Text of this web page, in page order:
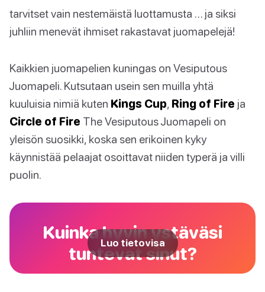
tarvitset vain nestemäistä luottamusta … ja siksi
juhliin menevät ihmiset rakastavat juomapelejä!
Kaikkien juomapelien kuningas on Vesiputous
Juomapeli. Kutsutaan usein sen muilla yhtä
kuuluisia nimiä kuten Kings Cup, Ring of Fire ja
Circle of Fire The Vesiputous Juomapeli on
yleisön suosikki, koska sen erikoinen kyky
käynnistää pelaajat osoittavat niiden typerä ja villi
puolin.
Kuinka hyvin ystäväsi
tuntevat sinut?
Luo tietovisa